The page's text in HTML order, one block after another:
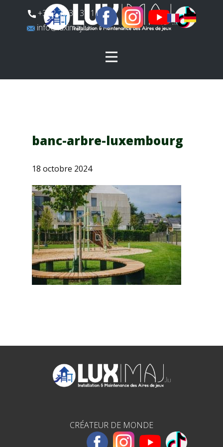
​+352 26 31 37 11
​info@luximaj.lu
banc-arbre-luxembourg
18 octobre 2024
CRÉATEUR DE MONDE